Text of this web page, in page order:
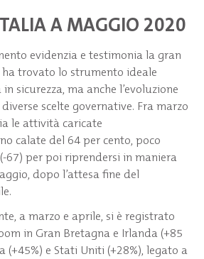
A MAGGIO 2020
evidenzia e testimonia la gran
trovato lo strumento ideale
sicurezza, ma anche l’evoluzione
scelte governative. Fra marzo
le attività caricate
calate del 64 per cento, poco
67) per poi riprendersi in maniera
dopo l’attesa fine del
a marzo e aprile, si è registrato
in Gran Bretagna e Irlanda (+85
(+45%) e Stati Uniti (+28%), legato a